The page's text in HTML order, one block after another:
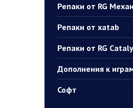
Репаки от RG
Репаки от xatab
Репаки от RG
Дополнения к
Софт